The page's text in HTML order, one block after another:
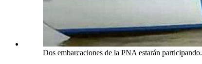
Dos embarcaciones de la PNA estarán participando.